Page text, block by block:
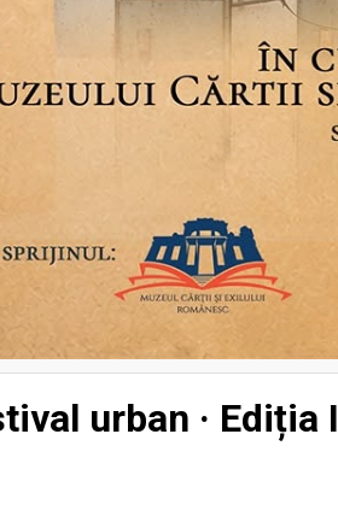
urban · Ediția I